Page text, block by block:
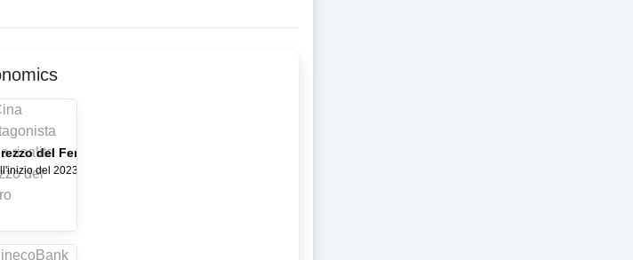
del Ferro
del 2023,